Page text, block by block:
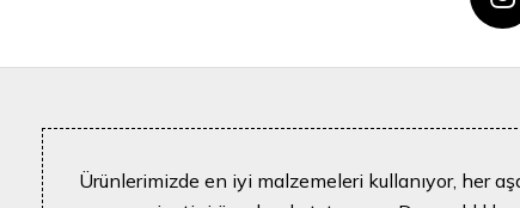
Ürünlerimizde en iyi malzemeleri kullanıyor, her